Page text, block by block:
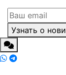
Узнать о